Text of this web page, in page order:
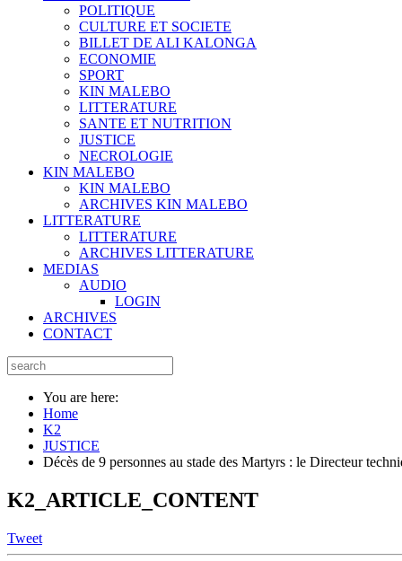
POLITIQUE
CULTURE ET SOCIETE
BILLET DE ALI KALONGA
ECONOMIE
SPORT
KIN MALEBO
LITTERATURE
SANTE ET NUTRITION
JUSTICE
NECROLOGIE
KIN MALEBO
KIN MALEBO
ARCHIVES KIN MALEBO
LITTERATURE
LITTERATURE
ARCHIVES LITTERATURE
MEDIAS
AUDIO
LOGIN
ARCHIVES
CONTACT
You are here:
Home
K2
JUSTICE
Décès de 9 personnes au stade des Martyrs : le Directeur
K2_ARTICLE_CONTENT
Tweet